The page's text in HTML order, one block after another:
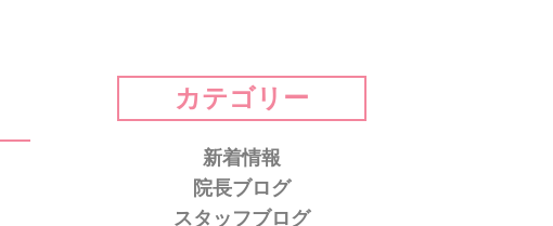
カテゴリー
新着情報
院長ブログ
スタッフブログ